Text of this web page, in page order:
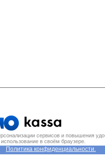
сервисов и повышения
в своём браузере.
Политика конфиденциальности.